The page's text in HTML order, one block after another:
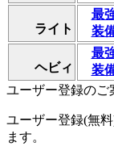
ライト
最
装
ヘビィ
最
装
ユーザー登録のご
ユーザー登録(無
ます。